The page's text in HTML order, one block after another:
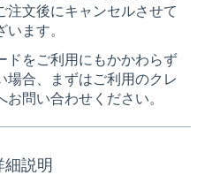
注文後にキャンセルさせて
ます。
ドをご利用にもかかわらず
場合、まずはご利用のクレ
お問い合わせください。
説明